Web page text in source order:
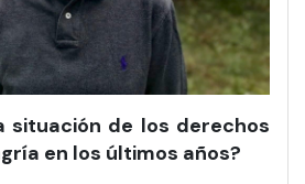
situación de los derechos
en los últimos años?